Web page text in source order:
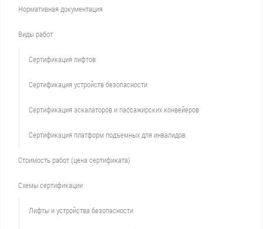
Нормативная документация
Виды работ
Сертификация лифтов
Сертификация устройств безопасности
Сертификация эскалаторов и пассажирских конвейеров
Сертификация платформ подъемных для инвалидов
Стоимость работ (цена сертификата)
Схемы сертификации
Лифты и устройства безопасности